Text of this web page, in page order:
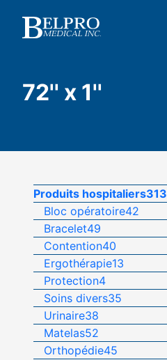
72'' x 1''
Produits hospitaliers313
Bloc opératoire42
Bracelet49
Contention40
Ergothérapie13
Protection4
Soins divers35
Urinaire38
Matelas52
Orthopédie45